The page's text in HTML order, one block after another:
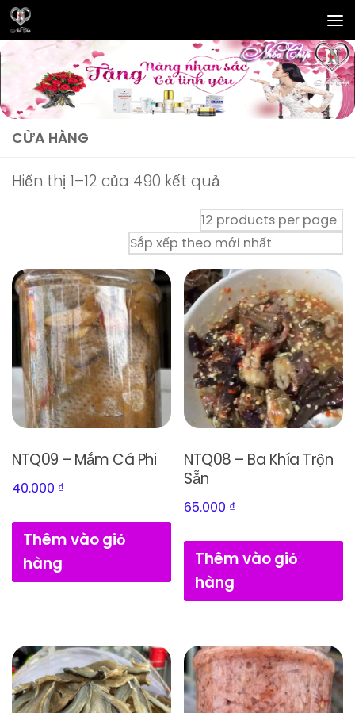
Skip to content
CỬA HÀNG
Hiển thị 1–12 của 490 kết quảĐã
sắp
xếp
theo
mới
nhất
NTQ09 – Mắm Cá Phi
40.000 ₫
Thêm vào giỏ
hàng
NTQ08 – Ba Khía Trộn
Sẵn
65.000 ₫
Thêm vào giỏ
hàng